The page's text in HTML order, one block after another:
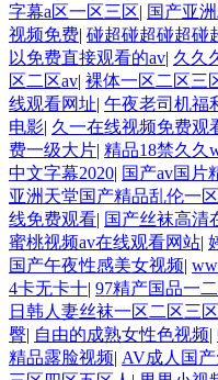
字幕a区一区三区| 国产亚
视频免费| 碰超碰超碰超碰
以免费直接观看的av| 久久
区二区av| 裸体一区二区三
线观看网址| 午夜老司机福
电影| 久一在线视频免费观
费一级大片| 精品18禁久久
中文字幕2020| 国产av国片
亚洲天堂国产精品乱伦一区
线免费观看| 国产丝袜高清
蜜桃视频av在线观看网站|
国产午夜性感美女视频|
4卡无卡十| 97精产国品一
日韩人妻丝袜一区二区三区
臀| 自由的成熟女性色视频|
精品露脸视频| AV成人国